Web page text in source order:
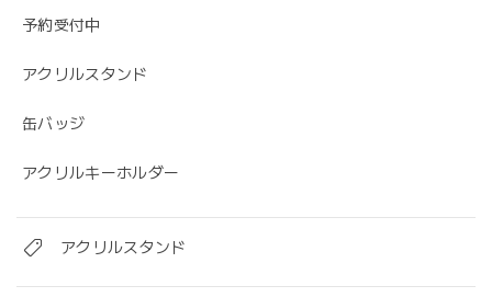
予約受付中
アクリルスタンド
缶バッジ
アクリルキーホルダー
アクリルスタンド